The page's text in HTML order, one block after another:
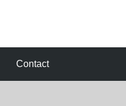
Contact